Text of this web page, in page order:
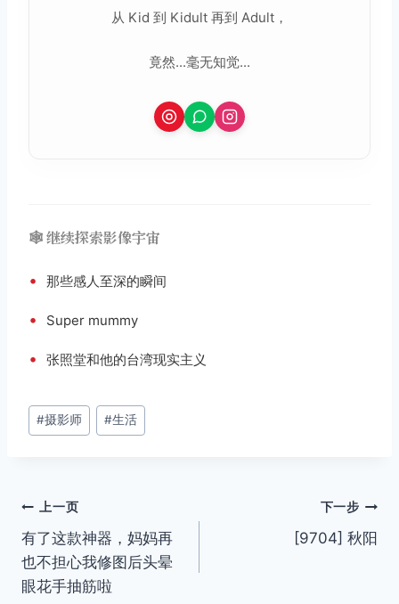
从 Kid 到 Kidult 再到 Adult，
竟然...毫无知觉...
🕸️ 继续探索影像宇宙
• 那些感人至深的瞬间
• Super mummy
• 张照堂和他的台湾现实主义
文
章
#摄影师 #生活
文
章
导
上一页
有了这款神器，妈妈再
也不担心我修图后头晕
眼花手抽筋啦
下一步
[9704] 秋阳